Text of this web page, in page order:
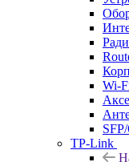
Wi-
TP-Link